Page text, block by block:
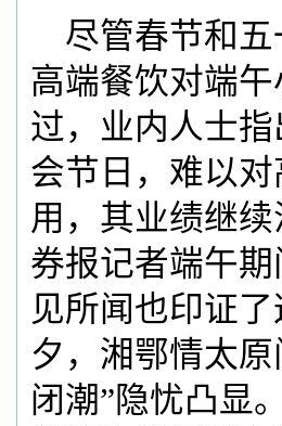
尽管春节和五
高端餐饮对端
过，业内人士
会节日，难以
用，其业绩继
券报记者端午
见所闻也印证
夕，湘鄂情太
闭潮”隐忧凸显